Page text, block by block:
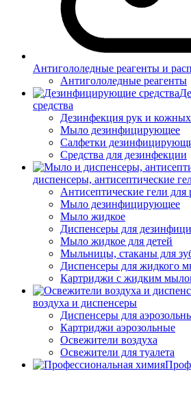
Антигололедные реагенты и
Антигололедные реагенты
средства
Дезинфекция рук и
Мыло дезинфицирующее
Салфетки
Средства для дезинфекции
диспенсеры, антисептические
Антисептические гели для
Мыло дезинфицирующее
Мыло жидкое
Диспенсеры для
Мыло жидкое для детей
Мыльницы, стаканы для
Диспенсеры для жидкого
Картриджи с жидким
воздуха и диспенсеры
Диспенсеры для
Картриджи аэрозольные
Освежители воздуха
Освежители для туалета